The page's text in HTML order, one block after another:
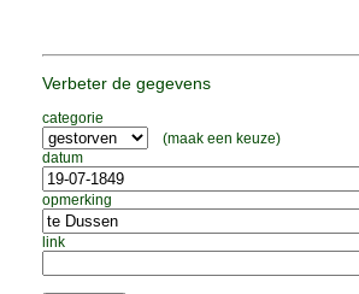
Verbeter de gegevens
categorie
(maak een keuze)
datum
opmerking
link